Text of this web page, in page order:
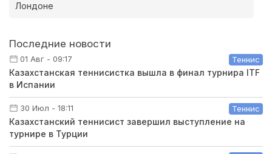
Лондоне
Последние новости
01 Авг - 09:17 Теннис
Казахстанская теннисистка вышла в финал турнира ITF
в Испании
30 Июл - 18:11 Теннис
Казахстанский теннисист завершил выступление на
турнире в Турции